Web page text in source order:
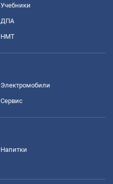
Учебники
ДПА
НМТ
Электромобили
Сервис
Напитки